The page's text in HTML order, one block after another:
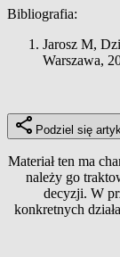
Bibliografia:
Jarosz M,
Warszawa,
Podziel się
Materiał ten ma
należy go
decyzji. W
konkretnych